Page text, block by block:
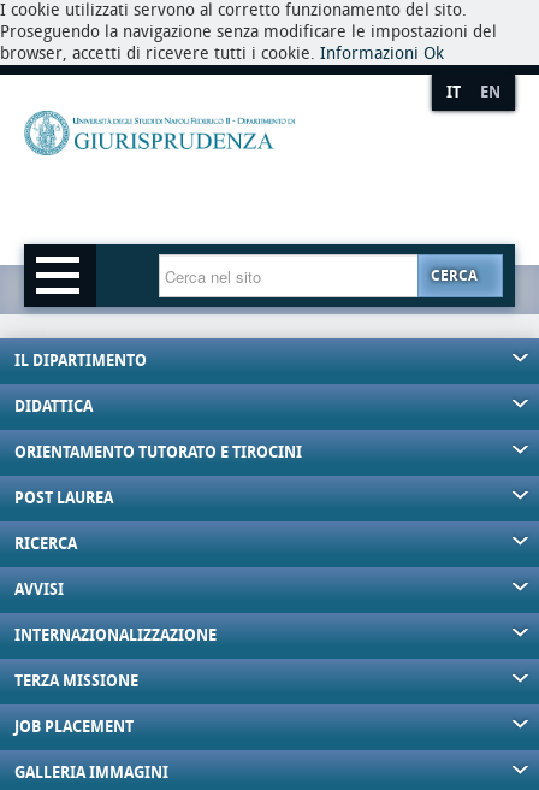
I cookie utilizzati servono al corretto funzionamento del sito.
Proseguendo la navigazione senza modificare le impostazioni del
browser, accetti di ricevere tutti i cookie. Informazioni Ok
IT EN
CERCA
IL DIPARTIMENTO
DIDATTICA
ORIENTAMENTO TUTORATO E TIROCINI
POST LAUREA
RICERCA
AVVISI
INTERNAZIONALIZZAZIONE
TERZA MISSIONE
JOB PLACEMENT
GALLERIA IMMAGINI